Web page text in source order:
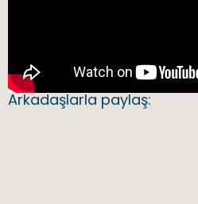
Arkadaşlarla paylaş: